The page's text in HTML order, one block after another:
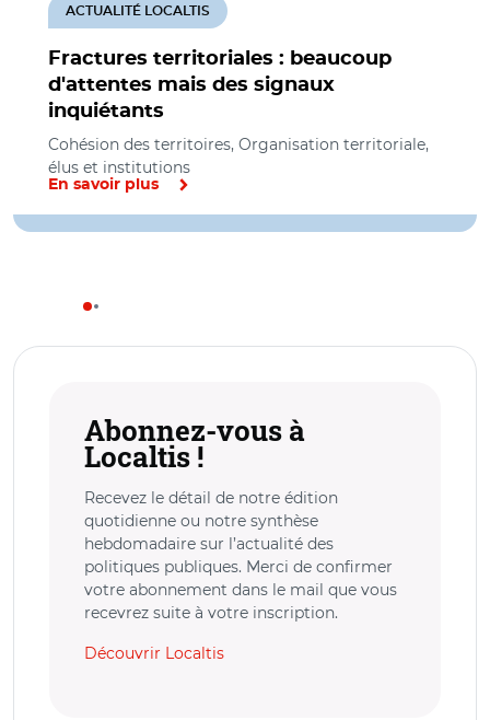
Fractures territoriales : beaucoup
d'attentes mais des signaux
inquiétants
ACTUALITÉ LOCALTIS
Cohésion des territoires, Organisation territoriale,
élus et institutions
En savoir plus
Abonnez-vous à
Localtis !
Recevez le détail de notre édition
quotidienne ou notre synthèse
hebdomadaire sur l’actualité des
politiques publiques. Merci de confirmer
votre abonnement dans le mail que vous
recevrez suite à votre inscription.
Découvrir Localtis